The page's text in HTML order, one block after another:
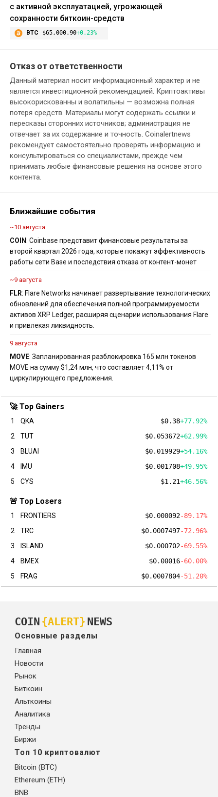
с активной эксплуатацией, угрожающей
сохранности биткоин-средств
BTC $65,000.90+0.23%
Отказ от ответственности
Данный материал носит информационный характер и не
является инвестиционной рекомендацией. Криптоактивы
высокорискованны и волатильны — возможна полная
потеря средств. Материалы могут содержать ссылки и
пересказы сторонних источников; администрация не
отвечает за их содержание и точность. Coinalertnews
рекомендует самостоятельно проверять информацию и
консультироваться со специалистами, прежде чем
принимать любые финансовые решения на основе этого
контента.
Ближайшие события
~10 августа
COIN: Coinbase представит финансовые результаты за
второй квартал 2026 года, которые покажут эффективность
работы сети Base и последствия отказа от контент-монет
~9 августа
FLR: Flare Networks начинает развертывание технологических
обновлений для обеспечения полной программируемости
активов XRP Ledger, расширяя сценарии использования Flare
и привлекая ликвидность.
9 августа
MOVE: Запланированная разблокировка 165 млн токенов
MOVE на сумму $1,24 млн, что составляет 4,11% от
циркулирующего предложения.
🚀 Top Gainers
1 QKA $0.38+77.92%
2
TUT $0.053672+62.99%
3
BLUAI $0.019929+54.16%
4
IMU $0.001708+49.95%
5
CYS $1.21+46.56%
🚨 Top Losers
1 FRONTIERS $0.000092-89.17%
2
TRC $0.0007497-72.96%
3
ISLAND $0.000702-69.55%
4
BMEX $0.00016-60.00%
5
FRAG $0.0007804-51.20%
COIN {ALERT} NEWS
Основные разделы
Главная
Новости
Рынок
Биткоин
Альткоины
Аналитика
Тренды
Биржи
Топ 10 криптовалют
Bitcoin (BTC)
Ethereum (ETH)
BNB